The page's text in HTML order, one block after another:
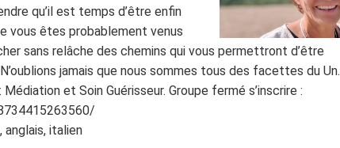
qu’il est temps d’être enfin
vous êtes probablement venus
sans relâche des chemins qui vous permettront d’être
jamais que nous sommes tous des facettes du Un.
et Soin Guérisseur. Groupe fermé s’inscrire :
italien